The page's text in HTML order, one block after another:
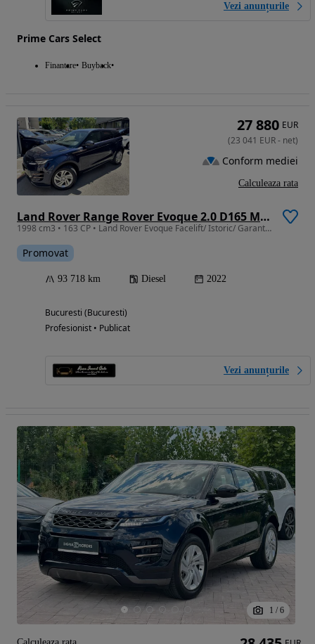
Vezi anunțurile
Prime Cars Select
Finantare Buyback
Land Rover Range Rover Evoque 2.0 D165 MHEV Dynamic SE
1998 cm3 • 163 CP • Land Rover Evoque Facelift/ Istoric/ Garantie/ TVA Deductibil
Promovat
93 718 km Diesel 2022
Bucuresti (Bucuresti)
Profesionist • Publicat
Vezi anunțurile
27 880 EUR
(23 041 EUR- net)
Conform mediei
Calculeaza rata
1 / 6